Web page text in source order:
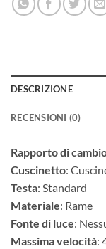
DESCRIZIONE
RECENSIONI (0)
Rapporto di
Cuscinetto:
Testa: Standard
Materiale: Rame
Fonte di luce:
Massima velocità: